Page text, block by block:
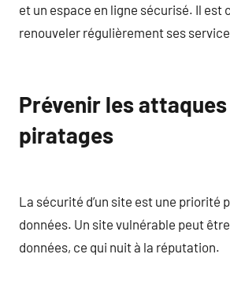
et un espace en ligne sécurisé. Il est
renouveler régulièrement ses
Prévenir les
piratages
La sécurité d’un site est une priorité
données. Un site vulnérable peut
données, ce qui nuit à la réputation.